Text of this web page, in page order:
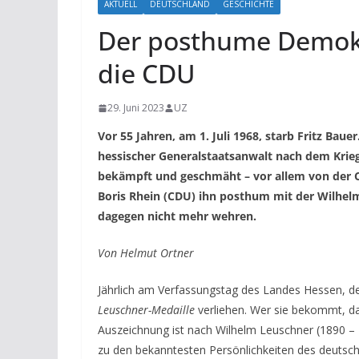
AKTUELL DEUTSCHLAND GESCHICHTE
Der posthume
die CDU
29. Juni 2023 UZ
Vor 55 Jahren, am 1. Juli 1968, starb Fritz
hessischer Generalstaatsanwalt nach dem
bekämpft und geschmäht – vor allem von der
Boris Rhein (CDU) ihn posthum mit der
dagegen nicht mehr wehren.
Von Helmut Ortner
Jährlich am Verfassungstag des Landes Hessen,
Leuschner-Medaille verliehen. Wer sie bekommt,
Auszeichnung ist nach Wilhelm Leuschner (1890
zu den bekanntesten Persönlichkeiten des